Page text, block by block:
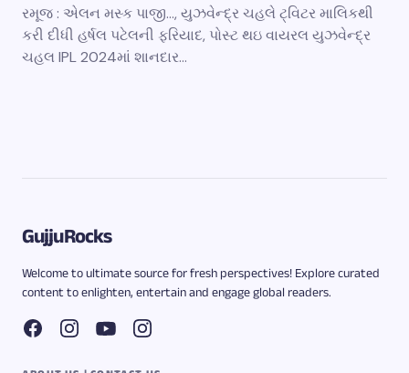
રમૂજ : એલન મસ્ક પાજી…, યુઝવેન્દ્ર ચહલે ટ્વિટર માલિકથી
કરી દીધી હર્ષલ પટેલની ફરિયાદ, પોસ્ટ થઇ વાયરલ યુઝવેન્દ્ર
ચહલ IPL 2024માં શાનદાર…
GujjuRocks
Welcome to ultimate source for fresh perspectives! Explore curated
content to enlighten, entertain and engage global readers.